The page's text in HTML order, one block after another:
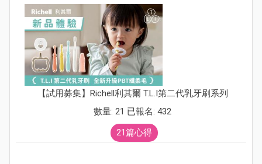
【試用募集】Richell利其爾 T.L.I第二代乳牙刷系列
數量: 21 已報名: 432
21篇心得